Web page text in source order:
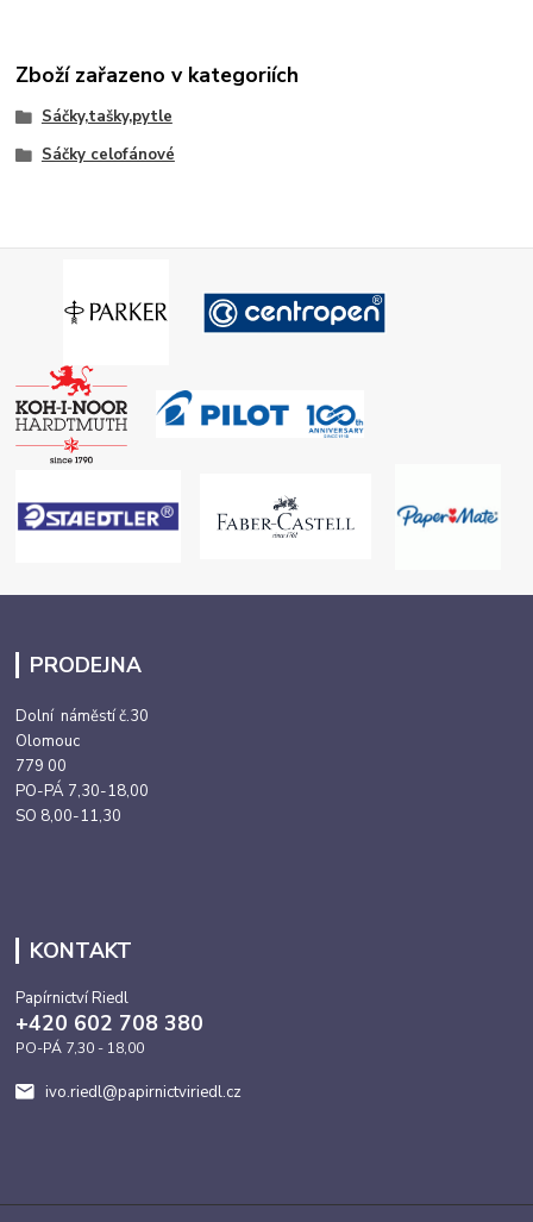
Zboží zařazeno v kategoriích
Sáčky,tašky,pytle
Sáčky celofánové
PRODEJNA
Dolní náměstí č.30
Olomouc
779 00
PO-PÁ 7,30-18,00
SO 8,00-11,30
KONTAKT
Papírnictví Riedl
+420 602 708 380
PO-PÁ 7,30 - 18,00
ivo.riedl@papirnictviriedl.cz